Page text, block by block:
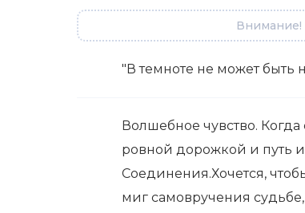
Внимание!
"В темноте не может быть
Волшебное чувство.
ровной дорожкой и путь
Соединения.Хочется,
миг самовручения